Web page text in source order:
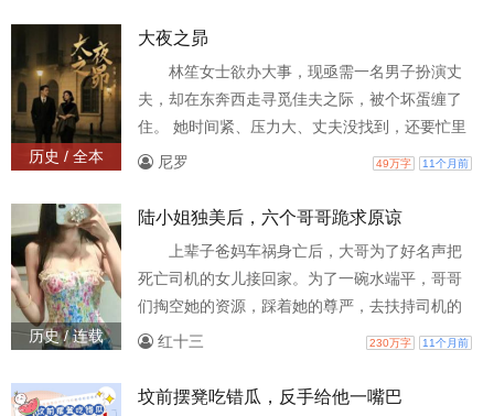
历史 / 全本
大夜之昴
林笙女士欲办大事，现亟需一名男子扮演丈
夫，却在东奔西走寻觅佳夫之际，被个坏蛋缠了
住。 她时间紧、压力大、丈夫没找到，还要忙里
偷闲斗坏蛋，还被邻居误以为是两口子打架，闹
尼罗 49万字 11个月前
历史 / 连载
陆小姐独美后，六个哥哥跪求原谅
上辈子爸妈车祸身亡后，大哥为了好名声把
死亡司机的女儿接回家。为了一碗水端平，哥哥
们掏空她的资源，踩着她的尊严，去扶持司机的
女儿秦湘。陆柠对哥哥们付出一切，却被赶出家
谅，不和好，你们抱团我独美。哥哥们都觉得她
红十三 230万字 11个月前
坟前摆凳吃错瓜，反手给他一嘴巴